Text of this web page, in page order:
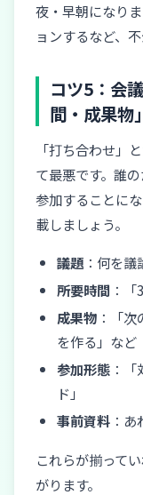
夜・早朝になり
ョンするなど、
コツ5：会
間・成果物
「打ち合わせ」
て最悪です。誰
参加することに
載しましょう。
議題 ：何を
所要時間 ：
成果物 ：「
を作る」など
参加形態 ：
ド」
事前資料 ：
これらが揃って
がります。